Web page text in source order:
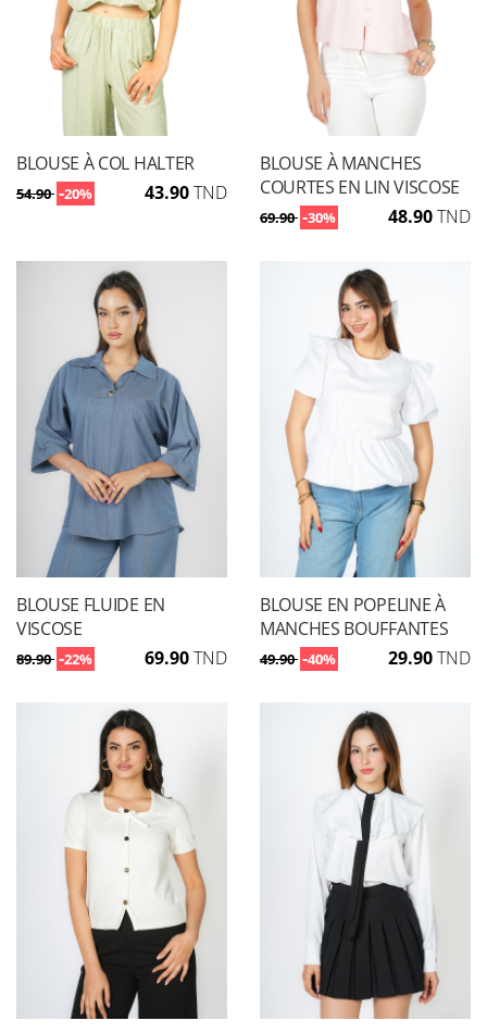
BLOUSE À COL HALTER
54.90 -20% 43.90TND
BLOUSE À MANCHES
COURTES EN LIN VISCOSE
69.90 -30% 48.90TND
BLOUSE FLUIDE EN
VISCOSE
89.90 -22% 69.90TND
BLOUSE EN POPELINE À
MANCHES BOUFFANTES
49.90 -40% 29.90TND